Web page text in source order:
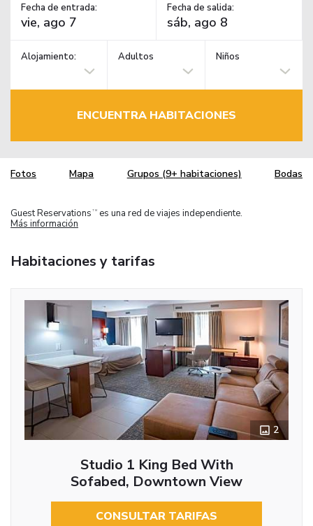
Fecha de entrada: Fecha de salida:
Alojamiento: Adultos Niños
ENCUENTRA HABITACIONES
Fotos Mapa Grupos (9+ habitaciones) Bodas
Guest Reservations TM
es una red de viajes independiente.
Más información
Habitaciones y tarifas
2
Studio 1 King Bed With
Sofabed, Downtown View
CONSULTAR TARIFAS